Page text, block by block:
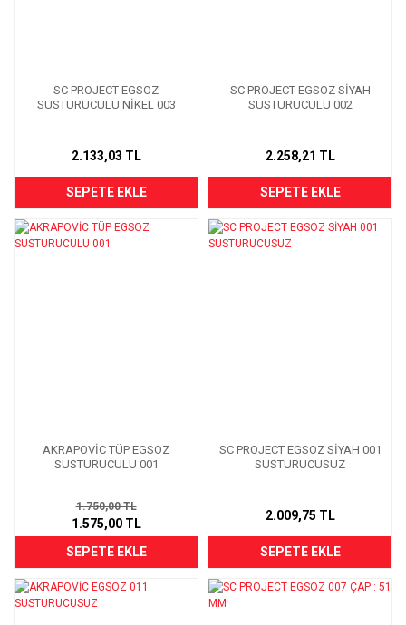
SC PROJECT EGSOZ
SUSTURUCULU NİKEL 003
2.133,03 TL
SEPETE EKLE
SC PROJECT EGSOZ SİYAH
SUSTURUCULU 002
2.258,21 TL
SEPETE EKLE
AKRAPOVİC TÜP EGSOZ
SUSTURUCULU 001
1.750,00 TL
1.575,00 TL
SEPETE EKLE
SC PROJECT EGSOZ SİYAH 001
SUSTURUCUSUZ
2.009,75 TL
SEPETE EKLE